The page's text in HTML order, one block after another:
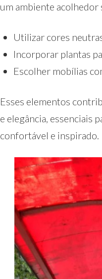
um ambiente acolhedor
Utilizar cores
Incorporar plantas
Escolher mobílias
Esses elementos
e elegância, essenciais
confortável e inspirado.